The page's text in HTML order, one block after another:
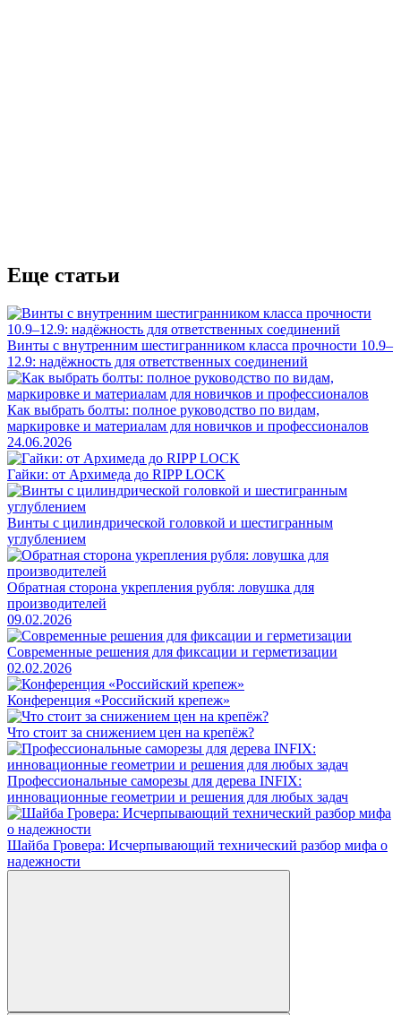
Еще статьи
Винты с внутренним шестигранником класса прочности 10.9–
12.9: надёжность для ответственных соединений
Как выбрать болты: полное руководство по видам,
маркировке и материалам для новичков и профессионалов
24.06.2026
Гайки: от Архимеда до RIPP LOCK
Винты с цилиндрической головкой и шестигранным
углублением
Обратная сторона укрепления рубля: ловушка для
производителей
09.02.2026
Современные решения для фиксации и герметизации
02.02.2026
Конференция «Российский крепеж»
Что стоит за снижением цен на крепёж?
Профессиональные саморезы для дерева INFIX:
инновационные геометрии и решения для любых задач
Шайба Гровера: Исчерпывающий технический разбор мифа о
надежности